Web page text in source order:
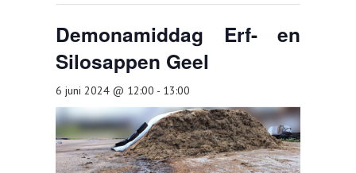
PUBLICATIES
TOOLS
AGENDA
OVER LCV
CONTACT
Demonamiddag Erf- en
Silosappen Geel
6 juni 2024 @ 12:00 - 13:00